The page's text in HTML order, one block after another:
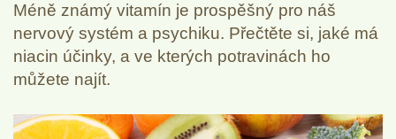
Méně známý vitamín je prospěšný pro náš
nervový systém a psychiku. Přečtěte si, jaké má
niacin účinky, a ve kterých potravinách ho
můžete najít.